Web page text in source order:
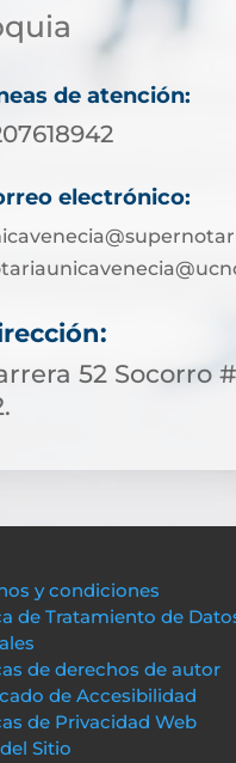
de atención:
electrónico:
52 Socorro
y condiciones
de Tratamiento de
de derechos de autor
de Accesibilidad
de Privacidad Web
Sitio